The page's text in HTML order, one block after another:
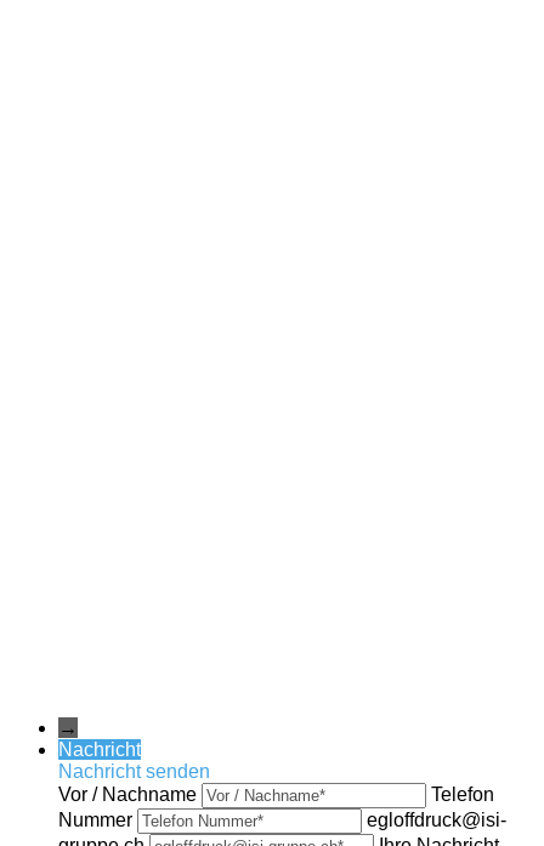
→
Nachricht
Nachricht senden
Vor / Nachname
Telefon
Nummer
egloffdruck@isi-